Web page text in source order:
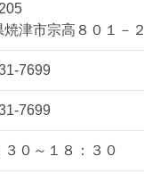
焼津市宗高８０１－２
7699
7699
３０～１８：３０